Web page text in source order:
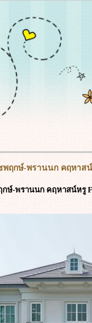
พฤกษ์-พรานนก คฤหาส
กษ์-พรานนก คฤหาสน์หรู